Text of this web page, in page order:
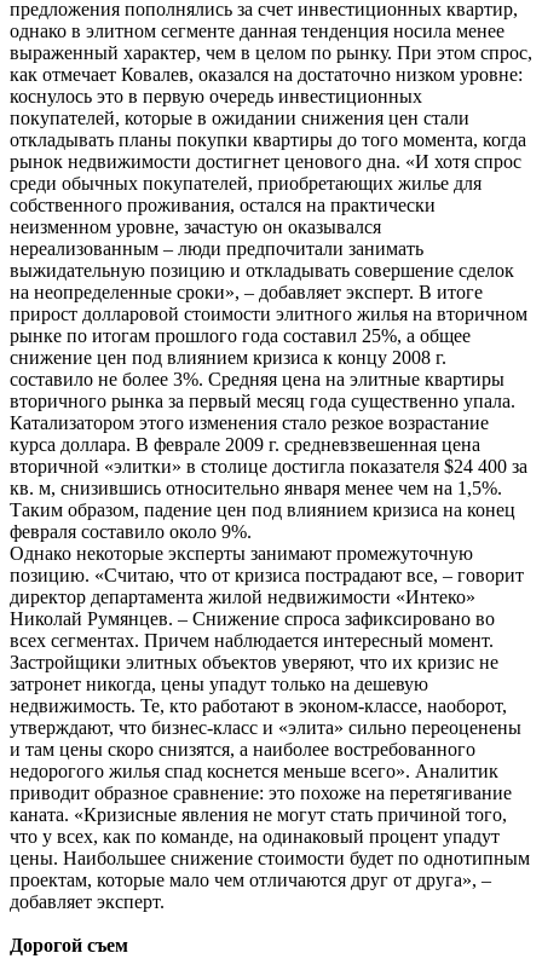
предложения пополнялись за счет инвестиционных квартир,
однако в элитном сегменте данная тенденция носила менее
выраженный характер, чем в целом по рынку. При этом спрос,
как отмечает Ковалев, оказался на достаточно низком уровне:
коснулось это в первую очередь инвестиционных
покупателей, которые в ожидании снижения цен стали
откладывать планы покупки квартиры до того момента, когда
рынок недвижимости достигнет ценового дна. «И хотя спрос
среди обычных покупателей, приобретающих жилье для
собственного проживания, остался на практически
неизменном уровне, зачастую он оказывался
нереализованным – люди предпочитали занимать
выжидательную позицию и откладывать совершение сделок
на неопределенные сроки», – добавляет эксперт. В итоге
прирост долларовой стоимости элитного жилья на вторичном
рынке по итогам прошлого года составил 25%, а общее
снижение цен под влиянием кризиса к концу 2008 г.
составило не более 3%. Средняя цена на элитные квартиры
вторичного рынка за первый месяц года существенно упала.
Катализатором этого изменения стало резкое возрастание
курса доллара. В феврале 2009 г. средневзвешенная цена
вторичной «элитки» в столице достигла показателя $24 400 за
кв. м, снизившись относительно января менее чем на 1,5%.
Таким образом, падение цен под влиянием кризиса на конец
февраля составило около 9%.
Однако некоторые эксперты занимают промежуточную
позицию. «Считаю, что от кризиса пострадают все, – говорит
директор департамента жилой недвижимости «Интеко»
Николай Румянцев. – Снижение спроса зафиксировано во
всех сегментах. Причем наблюдается интересный момент.
Застройщики элитных объектов уверяют, что их кризис не
затронет никогда, цены упадут только на дешевую
недвижимость. Те, кто работают в эконом-классе, наоборот,
утверждают, что бизнес-класс и «элита» сильно переоценены
и там цены скоро снизятся, а наиболее востребованного
недорогого жилья спад коснется меньше всего». Аналитик
приводит образное сравнение: это похоже на перетягивание
каната. «Кризисные явления не могут стать причиной того,
что у всех, как по команде, на одинаковый процент упадут
цены. Наибольшее снижение стоимости будет по однотипным
проектам, которые мало чем отличаются друг от друга», –
добавляет эксперт.
Дорогой съем